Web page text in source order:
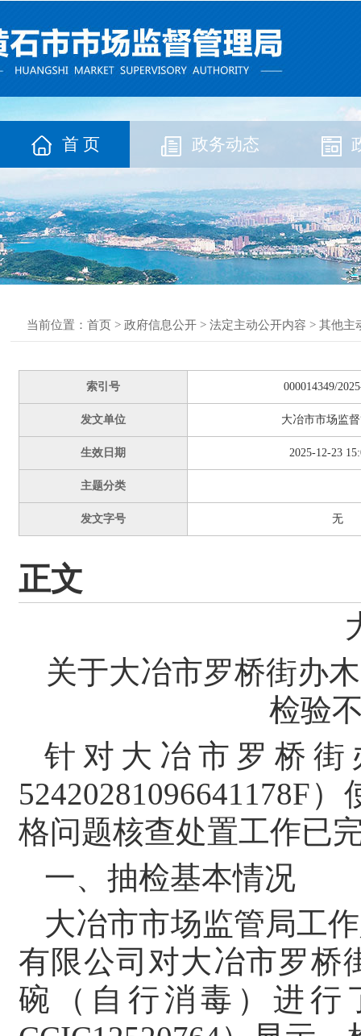
首 页 政务动态
当前位置： 首页 > 政府信息公开 > 法定主动公开内容 > 其他主
索引号 000014349/
发文单位 大冶市市场监
生效日期 2025-12-23
主题分类
发文字号 无
正文
关于大冶市罗桥街办
检验
针对大冶市罗桥
52420281096641178F
格问题核查处置工作已
一、抽检基本情况
大冶市市场监管局工
有限公司对大冶市罗桥
碗（自行消毒）进